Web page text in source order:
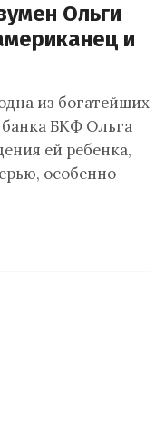
Ольги
и
из богатейших
БКФ Ольга
ей ребенка,
особенно